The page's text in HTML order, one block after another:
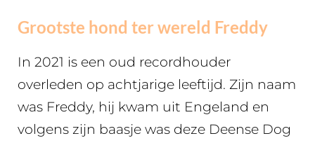
Grootste hond ter wereld Freddy
In 2021 is een oud recordhouder
overleden op achtjarige leeftijd. Zijn naam
was Freddy, hij kwam uit Engeland en
volgens zijn baasje was deze Deense Dog